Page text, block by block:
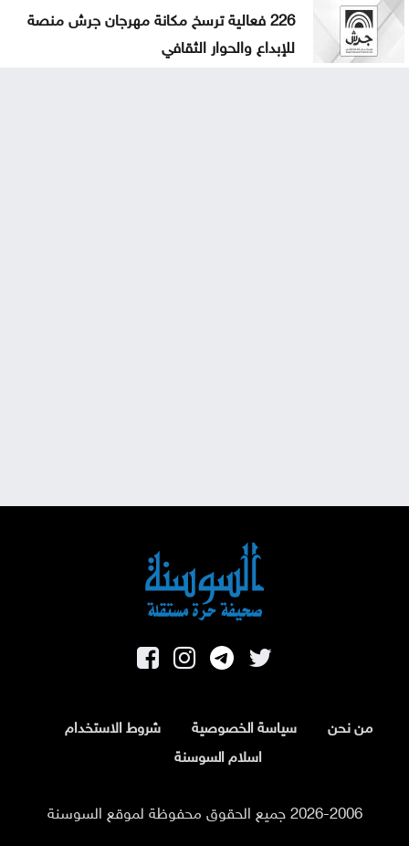
226 فعالية ترسخ مكانة مهرجان جرش منصة
للإبداع والحوار الثقافي
من نحن سياسة الخصوصية
شروط الاستخدام
اسلام السوسنة
2026-2006 جميع الحقوق محفوظة لموقع السوسنة